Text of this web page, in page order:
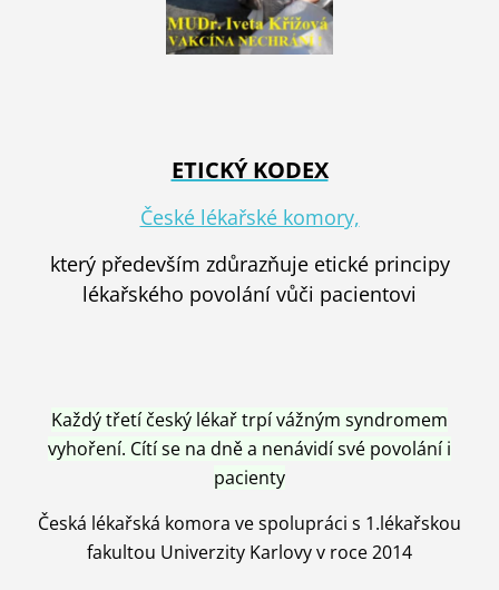
ETICKÝ KODEX
České lékařské komory,
který především zdůrazňuje etické principy
lékařského povolání vůči pacientovi
Každý třetí český lékař trpí vážným syndromem
vyhoření. Cítí se na dně a nenávidí své povolání i
pacienty
Česká lékařská komora ve spolupráci s 1.lékařskou
fakultou Univerzity Karlovy v roce 2014